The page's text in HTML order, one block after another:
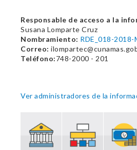
Responsable de acceso a la
Susana Lomparte Cruz
Nombramiento: RDE_018-
Correo:
Teléfono:748-2000 - 201
Ver administradores de la